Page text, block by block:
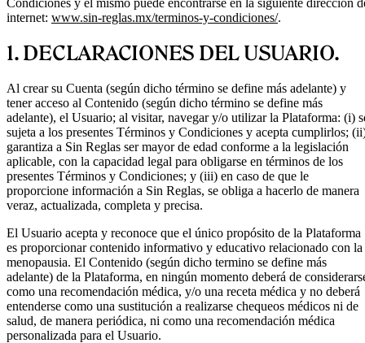
internet: www.sin-reglas.mx/terminos-y-condiciones/.
1. DECLARACIONES DEL USUARIO.
Al crear su Cuenta (según dicho término se define más adelante) y
tener acceso al Contenido (según dicho término se define más
adelante), el Usuario; al visitar, navegar y/o utilizar la Plataforma: (i)
sujeta a los presentes Términos y Condiciones y acepta cumplirlos;
garantiza a Sin Reglas ser mayor de edad conforme a la legislación
aplicable, con la capacidad legal para obligarse en términos de los
presentes Términos y Condiciones; y (iii) en caso de que le
proporcione información a Sin Reglas, se obliga a hacerlo de manera
veraz, actualizada, completa y precisa.
El Usuario acepta y reconoce que el único propósito de la Plataforma
es proporcionar contenido informativo y educativo relacionado con la
menopausia. El Contenido (según dicho termino se define más
adelante) de la Plataforma, en ningún momento deberá de
como una recomendación médica, y/o una receta médica y no deberá
entenderse como una sustitución a realizarse chequeos médicos ni de
salud, de manera periódica, ni como una recomendación médica
personalizada para el Usuario.